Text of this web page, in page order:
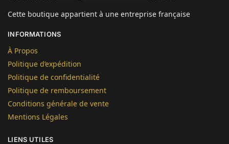
Cette boutique appartient à une entreprise française
INFORMATIONS
À Propos
Politique d’expédition
Politique de confidentialité
Politique de remboursement
Conditions générale de vente
Mentions Légales
LIENS UTILES